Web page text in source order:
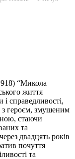
“Микола
життя
справедливості,
з героєм, змушеним
стаючи
та
двадцять років
почуття
та